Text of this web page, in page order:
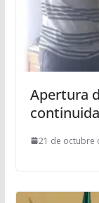
Apertura
21 de octubre